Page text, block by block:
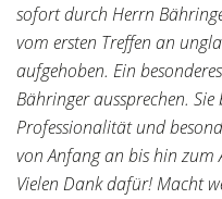
sofort durch Herrn
vom ersten Treffen an
aufgehoben. Ein
Bähringer aussprechen.
Professionalität und
von Anfang an bis hin zum
Vielen Dank dafür! Macht